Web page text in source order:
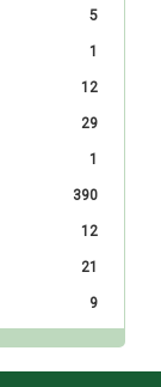
5
1
12
29
1
390
12
21
9